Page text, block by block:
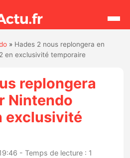
Rechercher
» Hades 2 nous replongera en
en exclusivité temporaire
replongera
Nintendo
exclusivité
- Temps de lecture : 1